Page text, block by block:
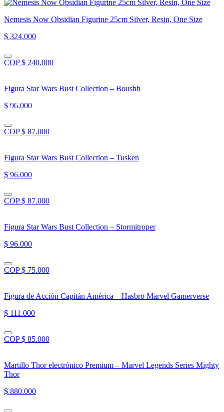
Nemesis Now Obsidian Figurine 25cm Silver, Resin, One Size
$ 324.000
COP $ 240.000
Figura Star Wars Bust Collection – Boushh
$ 96.000
COP $ 87.000
Figura Star Wars Bust Collection – Tusken
$ 96.000
COP $ 87.000
Figura Star Wars Bust Collection – Stormitroper
$ 96.000
COP $ 75.000
Figura de Acción Capitán América – Hasbro Marvel Gamerverse
$ 111.000
COP $ 85.000
Martillo Thor electrónico Premium – Marvel Legends Series Mighty
Thor
$ 880.000